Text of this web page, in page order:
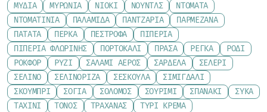
ΜΎΔΙΑ
ΜΥΡΏΝΙΑ ΝΙΌΚΙ ΝΟΎΝΤΛΣ
ΝΤΟΜΆΤΑ
ΝΤΟΜΑΤΊΝΙΑ
ΠΑΛΑΜΊΔΑ ΠΑΝΤΖΆΡΙΑ
ΠΑΡΜΕΖΆΝΑ
ΠΑΤΆΤΑ
ΠΈΡΚΑ ΠΈΣΤΡΟΦΑ
ΠΙΠΕΡΙΆ
ΠΙΠΕΡΙΆ ΦΛΩΡΊΝΗΣ
ΠΟΡΤΟΚΆΛΙ ΠΡΆΣΑ ΡΈΓΚΑ
ΡΌΔΙ
ΡΟΚΦΌΡ
ΡΎΖΙ ΣΑΛΆΜΙ ΑΈΡΟΣ ΣΑΡΔΈΛΑ
ΣΈΛΕΡΙ
ΣΈΛΙΝΟ
ΣΕΛΙΝΌΡΙΖΑ ΣΈΣΚΟΥΛΑ
ΣΙΜΙΓΔΆΛΙ
ΣΚΟΥΜΠΡΊ
ΣΌΓΙΑ ΣΟΛΟΜΌΣ ΣΟΥΡΊΜΙ ΣΠΑΝΆΚΙ
ΣΎΚΑ
ΤΑΧΊΝΙ
ΤΌΝΟΣ ΤΡΑΧΑΝΆΣ
ΤΥΡΊ ΚΡΈΜΑ